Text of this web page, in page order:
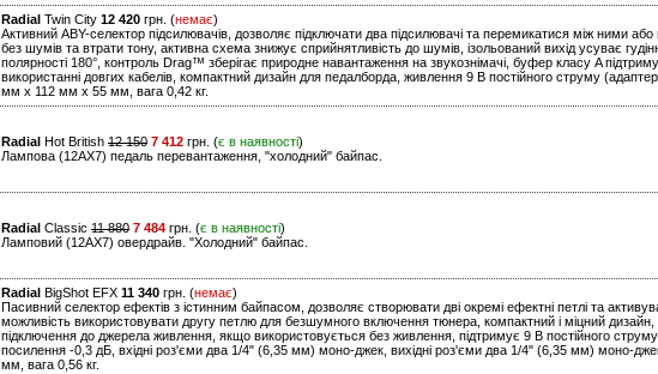
Radial Twin City 12 420 грн. (немає)
Активний ABY-селектор підсилювачів, дозволяє підключати два підсилювачі та перемикатися між ними
без шумів та втрати тону, активна схема знижує сприйнятливість до шумів, ізольований вихід усуває
полярності 180°, контроль Drag™ зберігає природне навантаження на звукознімачі, буфер класу A
використанні довгих кабелів, компактний дизайн для педалборда, живлення 9 В постійного струму
мм x 112 мм x 55 мм, вага 0,42 кг.
Radial Hot British 12 150 7 412 грн. (є в наявності)
Лампова (12AХ7) педаль перевантаження, "холодний" байпас.
Radial Classic 11 880 7 484 грн. (є в наявності)
Ламповий (12AX7) овердрайв. "Холодний" байпас.
Radial BigShot EFX 11 340 грн. (немає)
Пасивний селектор ефектів з істинним байпасом, дозволяє створювати дві окремі ефектні петлі та
можливість використовувати другу петлю для безшумного включення тюнера, компактний і міцний дизайн,
підключення до джерела живлення, якщо використовується без живлення, підтримує 9 В постійного
посилення -0,3 дБ, вхідні роз'єми два 1/4" (6,35 мм) моно-джек, вихідні роз'єми два 1/4" (6,35 мм) моно-
мм, вага 0,56 кг.